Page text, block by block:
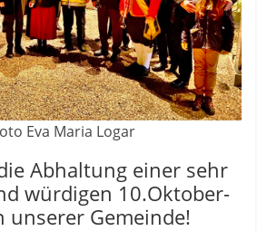
Eva Maria Logar
Abhaltung einer sehr
würdigen 10.Oktober-
unserer Gemeinde!